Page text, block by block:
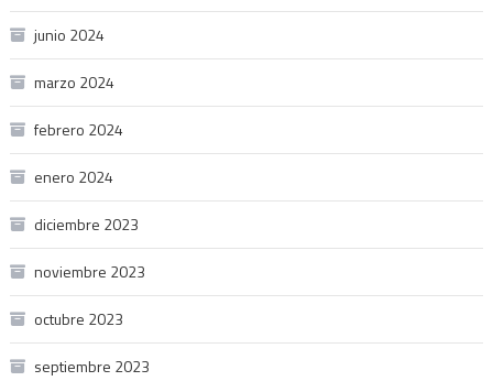
junio 2024
marzo 2024
febrero 2024
enero 2024
diciembre 2023
noviembre 2023
octubre 2023
septiembre 2023